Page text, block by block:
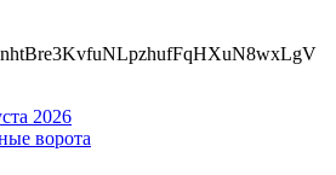
2026